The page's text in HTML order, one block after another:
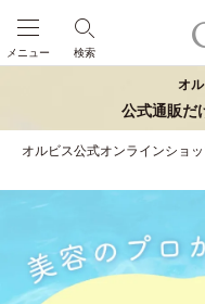
検索
メニュー
オ
公式通販だ
オルビス公式オンラインショ